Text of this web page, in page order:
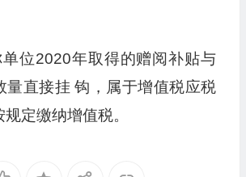
位2020年取得的赠阅补贴与
量直接挂 钩，属于增值税应税
定缴纳增值税。